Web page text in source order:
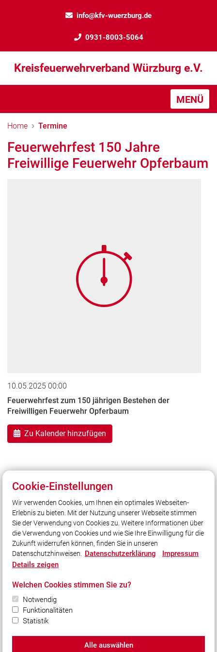
info@kfv-wuerzburg.de
0931-8003-5064
Kreisfeuerwehrverband Würzburg e.V.
MENÜ
Home Termine
Feuerwehrfest 150 Jahre
Freiwillige Feuerwehr Opferbaum
10.05.2025 00:00
Feuerwehrfest zum 150 jährigen Bestehen der
Freiwilligen Feuerwehr Opferbaum
Zu Kalender hinzufügen
Zurück
04.09.2026
140 Jahre - Freiwillige Feuerwehr Sonderhofen
Quicklinks
Shop
© 2026 Kreisfeuerwehrverband Würzburg e.V.
Cookie-Einstellungen
Wir verwenden Cookies, um Ihnen ein optimales Webseiten-
Erlebnis zu bieten. Mit der Nutzung unserer Webseite stimmen
Sie der Verwendung von Cookies zu. Weitere Informationen über
die Verwendung von Cookies und wie Sie Ihre Einwilligung für die
Zukunft widerrufen können, finden Sie in unseren
Datenschutzhinweisen. Datenschutzerklärung
Impressum
Details zeigen
Welchen Cookies stimmen Sie zu?
Notwendig
Funktionalitäten
Statistik
Alle auswählen